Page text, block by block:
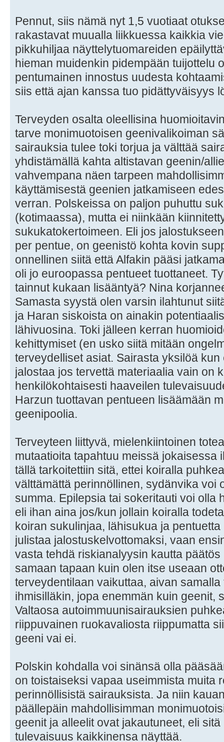
Pennut, siis nämä nyt 1,5 vuotiaat
rakastavat muualla liikkuessa kaikkia
pikkuhiljaa näyttelytuomareiden
hieman muidenkin pidempään tuijottelu
pentumainen innostus uudesta
siis että ajan kanssa tuo pidättyväisyys
Terveyden osalta oleellisina
tarve monimuotoisen geenivalikoiman
sairauksia tulee toki torjua ja välttää
yhdistämällä kahta altistavan geenin/
vahvempana näen tarpeen
käyttämisestä geenien jatkamiseen
verran. Polskeissa on paljon puhuttu
(kotimaassa), mutta ei niinkään
sukukatokertoimeen. Eli jos
per pentue, on geenistö kohta kovin
onnellinen siitä että Alfakin pääsi
oli jo euroopassa pentueet tuottaneet.
tainnut kukaan lisääntyä? Nina
Samasta syystä olen varsin ilahtunut
ja Haran siskoista on ainakin
lähivuosina. Toki jälleen kerran
kehittymiset (en usko siitä mitään
terveydelliset asiat. Sairasta yksilöä
jalostaa jos tervettä materiaalia vain on
henkilökohtaisesti haaveilen
Harzun tuottavan pentueen lisäämään
geenipoolia.
Terveyteen liittyvä, mielenkiintoinen
mutaatioita tapahtuu meissä jokaisessa
tällä tarkoitettiin sitä, ettei koiralla
välttämättä perinnöllinen, sydänvika voi
summa. Epilepsia tai sokeritauti voi olla
eli ihan aina jos/kun jollain koiralla
koiran sukulinjaa, lähisukua ja
julistaa jalostuskelvottomaksi, vaan
vasta tehdä riskianalyysin kautta päätös
samaan tapaan kuin olen itse useaan
terveydentilaan vaikuttaa, aivan
ihmisilläkin, jopa enemmän kuin geenit,
Valtaosa autoimmuunisairauksien
riippuvainen ruokavaliosta riippumatta
geeni vai ei.
Polskin kohdalla voi sinänsä olla
on toistaiseksi vapaa useimmista muita
perinnöllisistä sairauksista. Ja niin
päällepäin mahdollisimman
geenit ja alleelit ovat jakautuneet, eli
tulevaisuus kaikkinensa näyttää.